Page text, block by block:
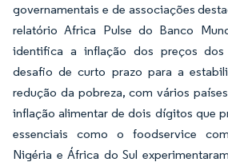
governamentais e de associações
relatório Africa Pulse do Banco
identifica a inflação dos preços
desafio de curto prazo para a
redução da pobreza, com vários
inflação alimentar de dois dígitos que
essenciais como o foodservice
Nigéria e África do Sul